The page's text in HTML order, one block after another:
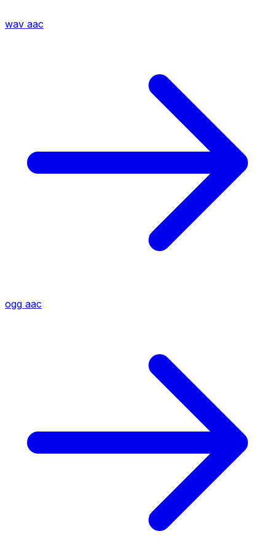
wav aac
ogg aac